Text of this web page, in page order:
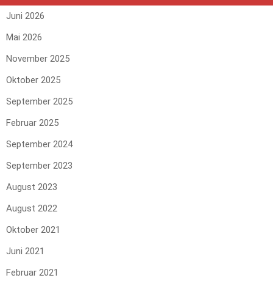
Juni 2026
Mai 2026
November 2025
Oktober 2025
September 2025
Februar 2025
September 2024
September 2023
August 2023
August 2022
Oktober 2021
Juni 2021
Februar 2021